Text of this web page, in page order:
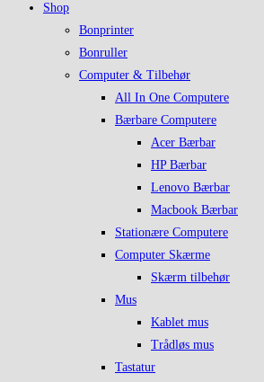
Shop
Bonprinter
Bonruller
Computer & Tilbehør
All In One Computere
Bærbare Computere
Acer Bærbar
HP Bærbar
Lenovo Bærbar
Macbook Bærbar
Stationære Computere
Computer Skærme
Skærm tilbehør
Mus
Kablet mus
Trådløs mus
Tastatur